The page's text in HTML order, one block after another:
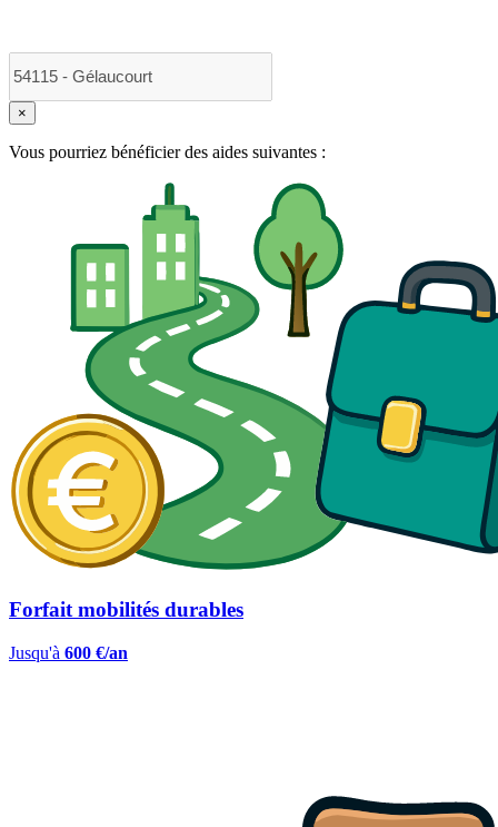
×
Vous pourriez bénéficier des aides suivantes :
Forfait mobilités durables
Jusqu'à 600 €/an